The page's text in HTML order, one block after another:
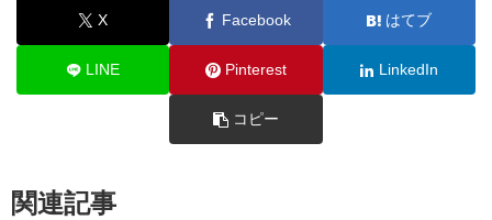
X Facebook はてブ
LINE Pinterest LinkedIn
コピー
関連記事